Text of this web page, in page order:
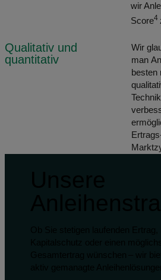
wir
Score4
Qualitativ und
quantitativ
Wir
man
besten